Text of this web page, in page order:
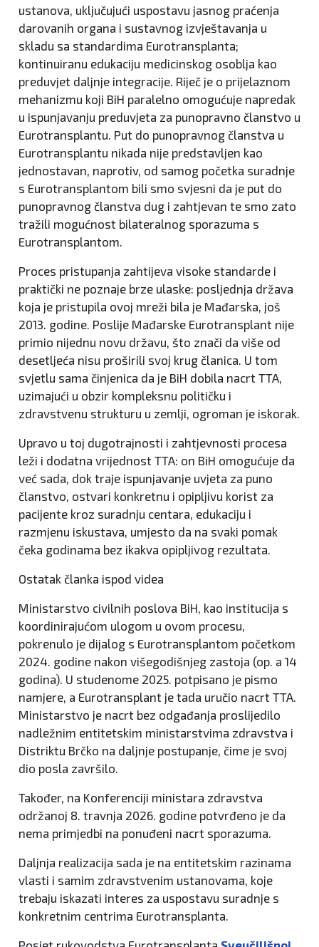
ustanova, uključujući uspostavu jasnog praćenja
darovanih organa i sustavnog izvještavanja u
skladu sa standardima Eurotransplanta;
kontinuiranu edukaciju medicinskog osoblja kao
preduvjet daljnje integracije. Riječ je o prijelaznom
mehanizmu koji BiH paralelno omogućuje napredak
u ispunjavanju preduvjeta za punopravno članstvo u
Eurotransplantu. Put do punopravnog članstva u
Eurotransplantu nikada nije predstavljen kao
jednostavan, naprotiv, od samog početka suradnje
s Eurotransplantom bili smo svjesni da je put do
punopravnog članstva dug i zahtjevan te smo zato
tražili mogućnost bilateralnog sporazuma s
Eurotransplantom.
Proces pristupanja zahtijeva visoke standarde i
praktički ne poznaje brze ulaske: posljednja država
koja je pristupila ovoj mreži bila je Mađarska, još
2013. godine. Poslije Mađarske Eurotransplant nije
primio nijednu novu državu, što znači da više od
desetljeća nisu proširili svoj krug članica. U tom
svjetlu sama činjenica da je BiH dobila nacrt TTA,
uzimajući u obzir kompleksnu političku i
zdravstvenu strukturu u zemlji, ogroman je iskorak.
Upravo u toj dugotrajnosti i zahtjevnosti procesa
leži i dodatna vrijednost TTA: on BiH omogućuje da
već sada, dok traje ispunjavanje uvjeta za puno
članstvo, ostvari konkretnu i opipljivu korist za
pacijente kroz suradnju centara, edukaciju i
razmjenu iskustava, umjesto da na svaki pomak
čeka godinama bez ikakva opipljivog rezultata.
Ostatak članka ispod videa
Ministarstvo civilnih poslova BiH, kao institucija s
koordinirajućom ulogom u ovom procesu,
pokrenulo je dijalog s Eurotransplantom početkom
2024. godine nakon višegodišnjeg zastoja (op. a 14
godina). U studenome 2025. potpisano je pismo
namjere, a Eurotransplant je tada uručio nacrt TTA.
Ministarstvo je nacrt bez odgađanja proslijedilo
nadležnim entitetskim ministarstvima zdravstva i
Distriktu Brčko na daljnje postupanje, čime je svoj
dio posla završilo.
Također, na Konferenciji ministara zdravstva
održanoj 8. travnja 2026. godine potvrđeno je da
nema primjedbi na ponuđeni nacrt sporazuma.
Daljnja realizacija sada je na entitetskim razinama
vlasti i samim zdravstvenim ustanovama, koje
trebaju iskazati interes za uspostavu suradnje s
konkretnim centrima Eurotransplanta.